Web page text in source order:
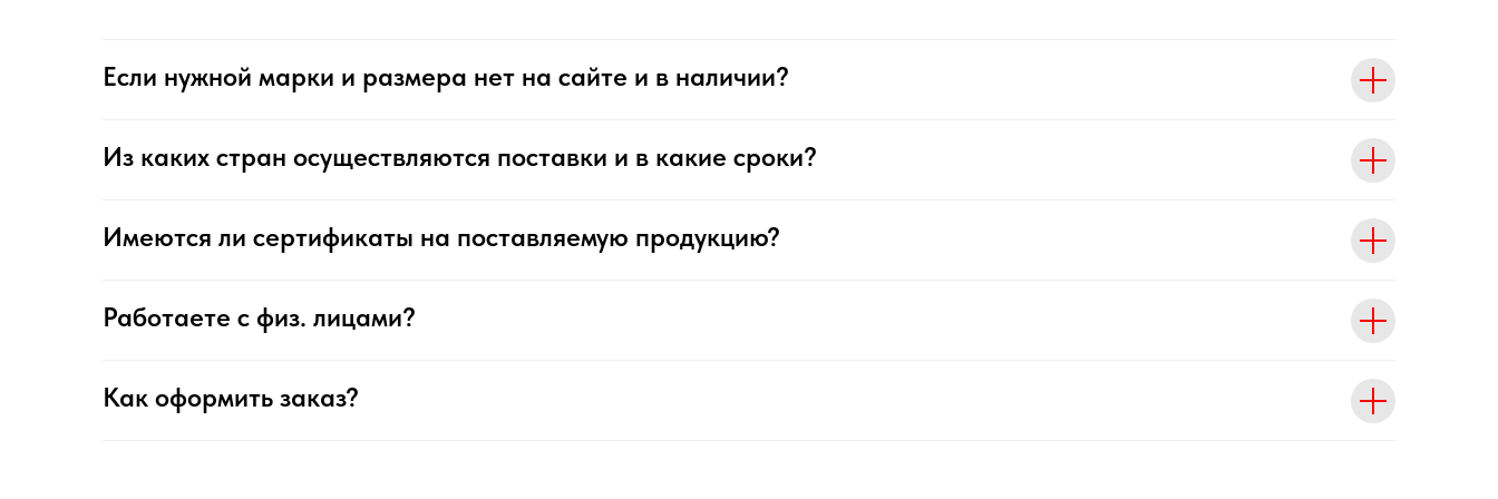
Если нужной марки и размера нет на сайте и в наличии?
Из каких стран осуществляются поставки и в какие сроки?
Имеются ли сертификаты на поставляемую продукцию?
Работаете с физ. лицами?
Как оформить заказ?